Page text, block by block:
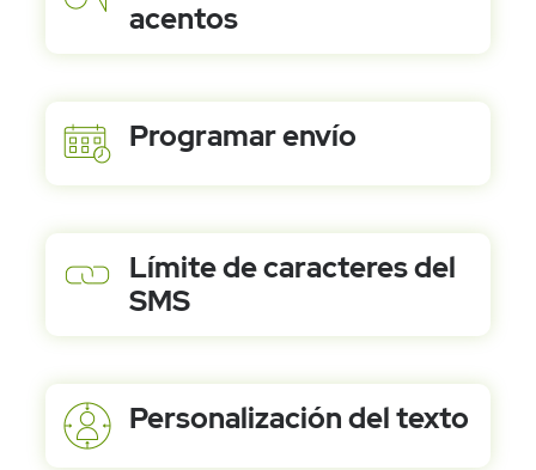
acentos
Programar envío
Límite de caracteres del
SMS
Personalización del texto